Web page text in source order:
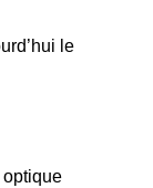
le
optique